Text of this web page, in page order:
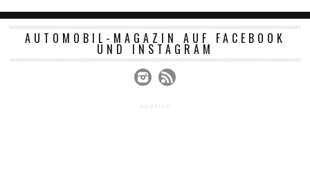
AUTOMOBIL-MAGAZIN AUF FACEBOOK
UND INSTAGRAM
ANZEIGE